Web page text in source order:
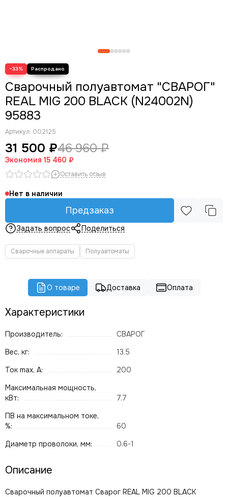
−33%
Сварочный полуавтомат "СВАРОГ"
REAL MIG 200 BLACK (N24002N)
95883
Артикул: 002125
31 500 ₽46 960 ₽
Экономия 15 460 ₽
Оставить отзыв
Нет в наличии
Предзаказ
Задать вопрос Поделиться
Сварочные аппараты Полуавтоматы
О товаре Доставка Оплата
Характеристики
Производитель:
СВАРОГ
Вес, кг:
13.5
Ток max, А:
200
Максимальная мощность,
кВт:
7.7
ПВ на максимальном токе,
%:
60
Диаметр проволоки, мм:
0.6-1
Описание
Сварочный полуавтомат Сварог REAL MIG 200 BLACK